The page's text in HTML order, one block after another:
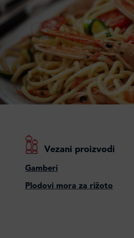
Vezani proizvodi
Gamberi
Plodovi mora za rižoto